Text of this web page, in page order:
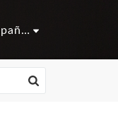
Español (España)